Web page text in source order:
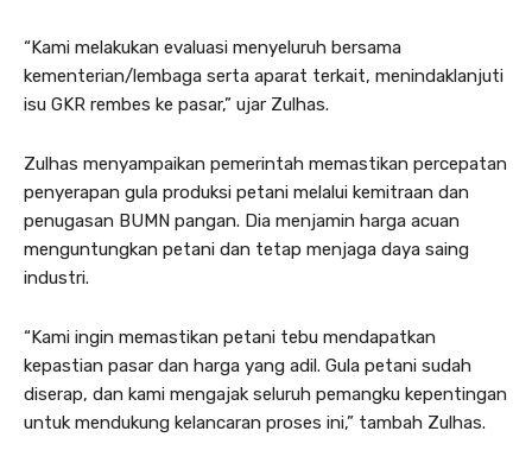
“Kami melakukan evaluasi menyeluruh bersama
kementerian/lembaga serta aparat terkait, menindaklanjuti
isu GKR rembes ke pasar,” ujar Zulhas.
Zulhas menyampaikan pemerintah memastikan percepatan
penyerapan gula produksi petani melalui kemitraan dan
penugasan BUMN pangan. Dia menjamin harga acuan
menguntungkan petani dan tetap menjaga daya saing
industri.
“Kami ingin memastikan petani tebu mendapatkan
kepastian pasar dan harga yang adil. Gula petani sudah
diserap, dan kami mengajak seluruh pemangku kepentingan
untuk mendukung kelancaran proses ini,” tambah Zulhas.